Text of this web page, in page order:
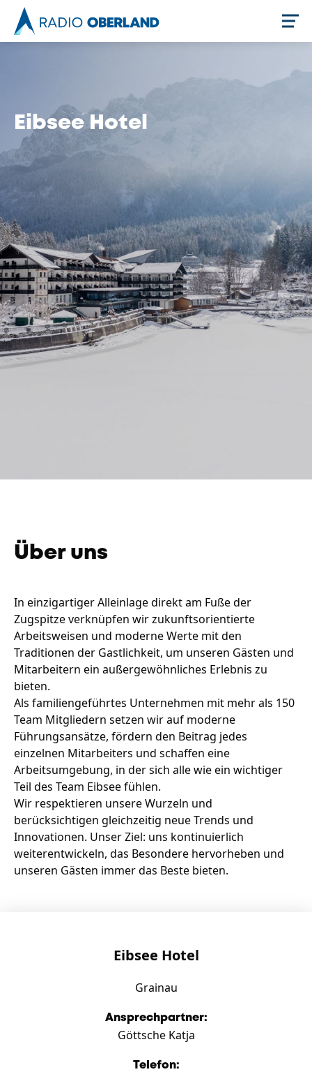
Newsreader
Stellenangebote
Unternehmen
Fotobox
Nachgehört
Newsletter
Zeit fürs Oberland
Eibsee Hotel
Über uns
In einzigartiger Alleinlage direkt am Fuße der
Zugspitze verknüpfen wir zukunftsorientierte
Arbeitsweisen und moderne Werte mit den
Traditionen der Gastlichkeit, um unseren Gästen und
Mitarbeitern ein außergewöhnliches Erlebnis zu
bieten.
Als familiengeführtes Unternehmen mit mehr als 150
Team Mitgliedern setzen wir auf moderne
Führungsansätze, fördern den Beitrag jedes
einzelnen Mitarbeiters und schaffen eine
Arbeitsumgebung, in der sich alle wie ein wichtiger
Teil des Team Eibsee fühlen.
Wir respektieren unsere Wurzeln und
berücksichtigen gleichzeitig neue Trends und
Innovationen. Unser Ziel: uns kontinuierlich
weiterentwickeln, das Besondere hervorheben und
unseren Gästen immer das Beste bieten.
Eibsee Hotel
Grainau
Ansprechpartner:
Göttsche Katja
Telefon: